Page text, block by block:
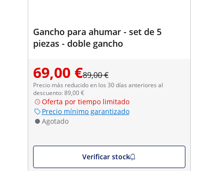
Gancho para ahumar - set de 5
piezas - doble gancho
69,00 €89,00 €
Precio más reducido en los 30 días anteriores al
descuento: 89,00 €
Oferta por tiempo limitado
Precio mínimo garantizado
Agotado
Verificar stock